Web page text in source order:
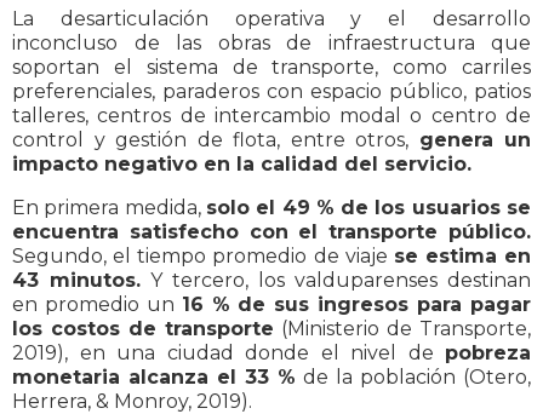
La desarticulación operativa y el desarrollo
inconcluso de las obras de infraestructura que
soportan el sistema de transporte, como carriles
preferenciales, paraderos con espacio público, patios
talleres, centros de intercambio modal o centro de
control y gestión de flota, entre otros, genera un
impacto negativo en la calidad del servicio.
En primera medida, solo el 49 % de los usuarios se
encuentra satisfecho con el transporte público.
Segundo, el tiempo promedio de viaje se estima en
43 minutos. Y tercero, los valduparenses destinan
en promedio un 16 % de sus ingresos para pagar
los costos de transporte (Ministerio de Transporte,
2019), en una ciudad donde el nivel de pobreza
monetaria alcanza el 33 % de la población (Otero,
Herrera, & Monroy, 2019).